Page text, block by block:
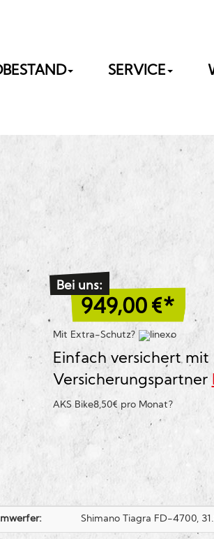
SERVICE
Bei uns:
949,00 €*
Mit Extra-Schutz?
Einfach versichert mit
Versicherungspartner
AKS Bike8,50€ pro Monat?
Shimano Tiagra FD-4700,